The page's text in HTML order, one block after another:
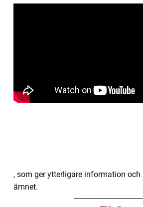
, som ger ytterligare information och
ämnet.